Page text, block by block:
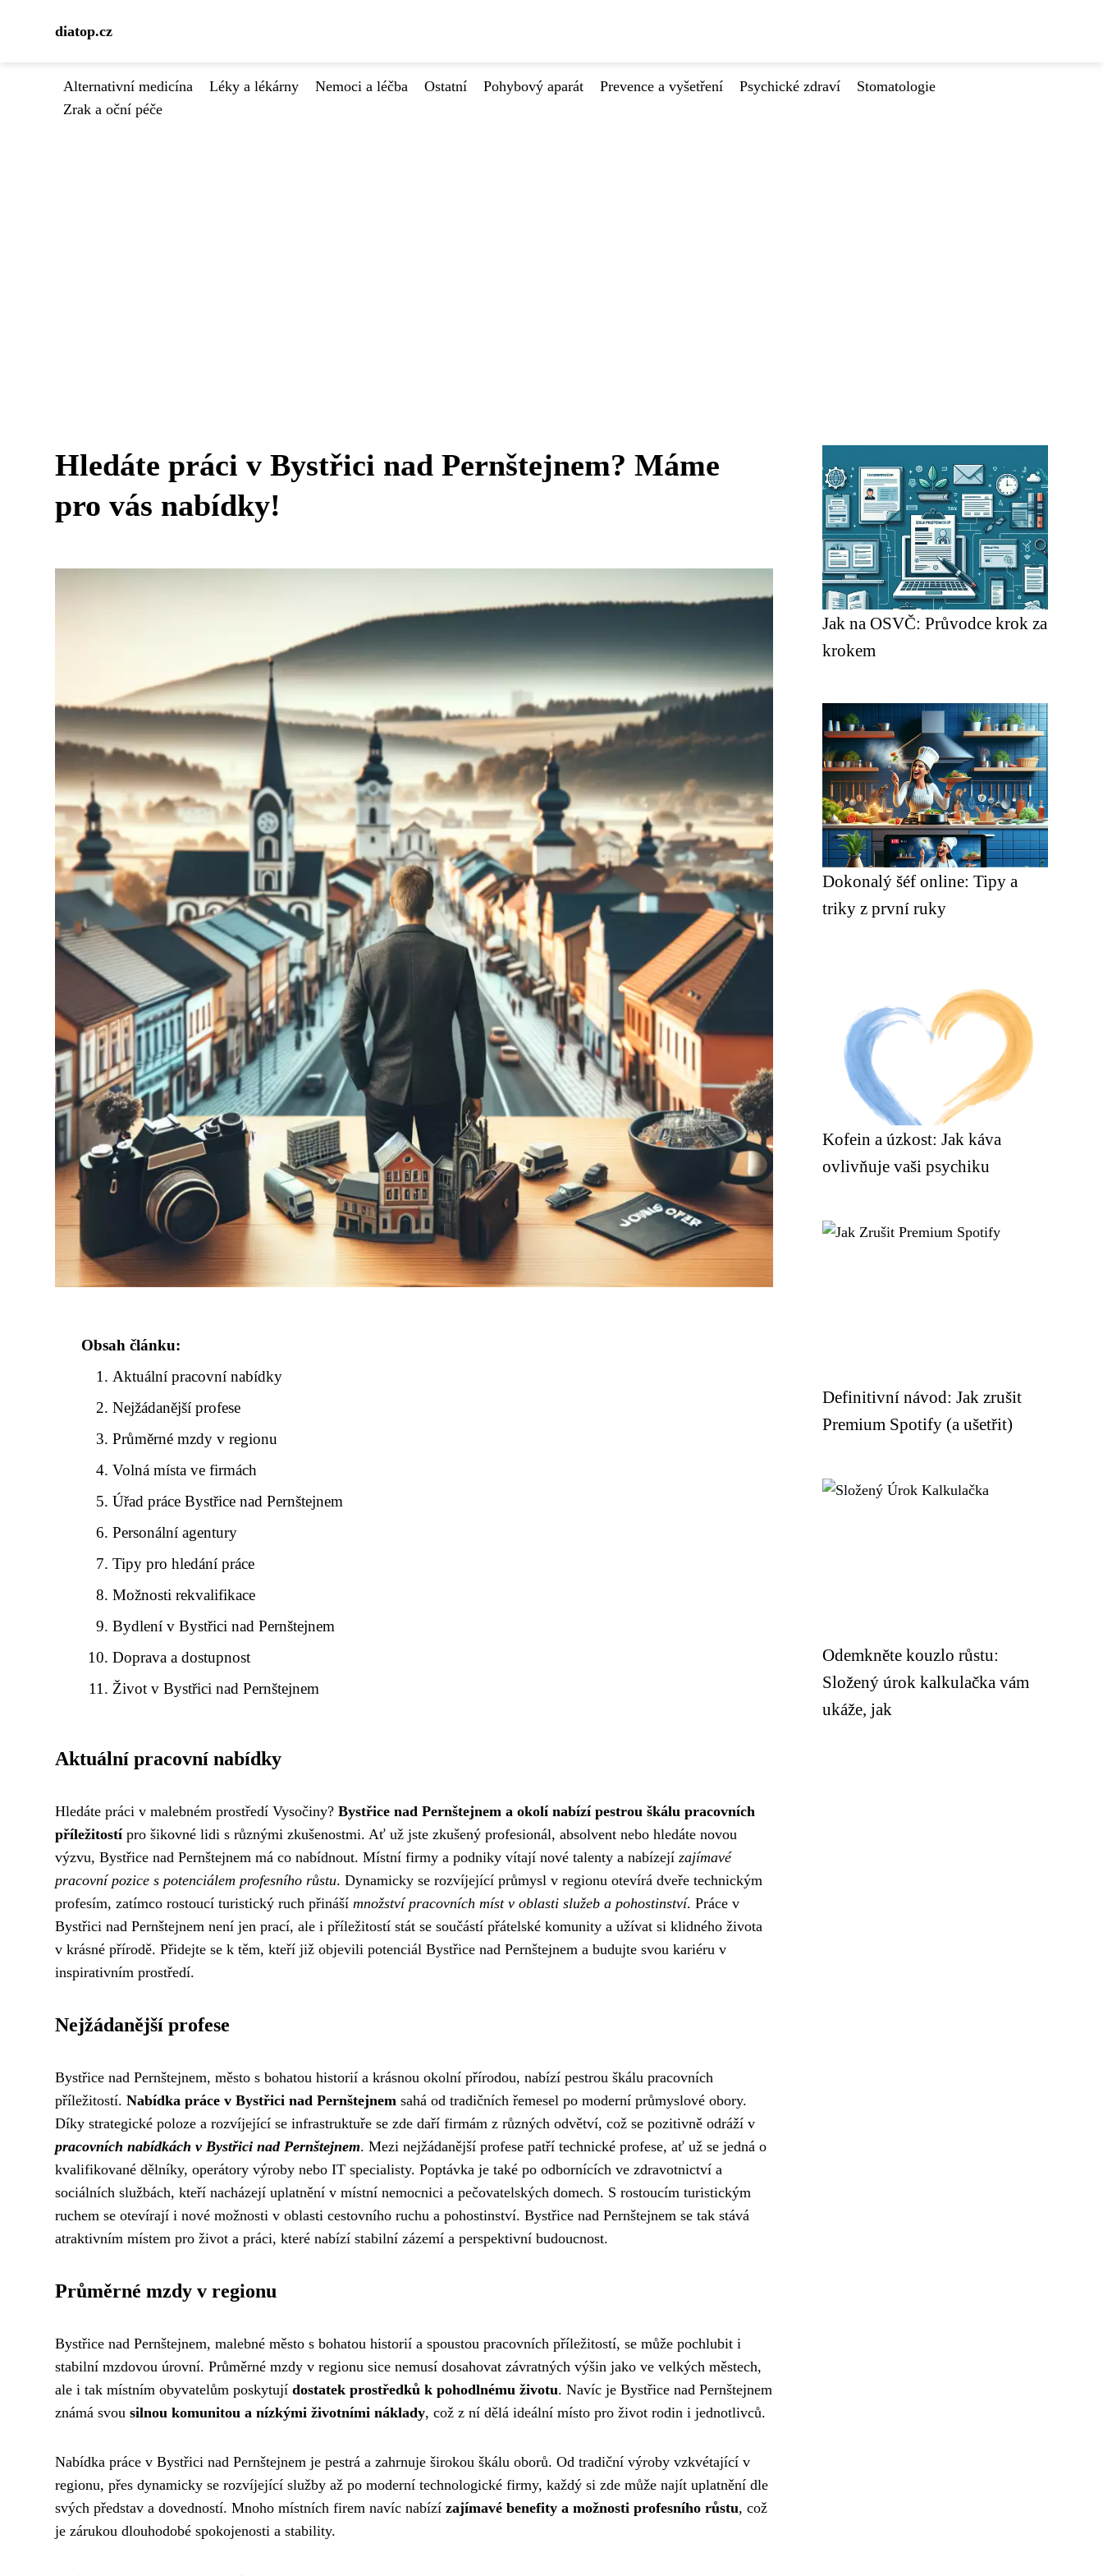
diatop.cz
Alternativní medicína Léky a lékárny Nemoci a léčba Ostatní Pohybový aparát Prevence a vyšetření Psychické zdraví
Stomatologie
Zrak a oční péče
Hledáte práci v Bystřici nad Pernštejnem? Máme
pro vás nabídky!
Obsah článku:
Aktuální pracovní nabídky
Nejžádanější profese
Průměrné mzdy v regionu
Volná místa ve firmách
Úřad práce Bystřice nad Pernštejnem
Personální agentury
Tipy pro hledání práce
Možnosti rekvalifikace
Bydlení v Bystřici nad Pernštejnem
Doprava a dostupnost
Život v Bystřici nad Pernštejnem
Aktuální pracovní nabídky
Hledáte práci v malebném prostředí Vysočiny? Bystřice nad Pernštejnem a okolí nabízí pestrou škálu pracovních
příležitostípro šikovné lidi s různými zkušenostmi. Ať už jste zkušený profesionál, absolvent nebo hledáte novou
výzvu, Bystřice nad Pernštejnem má co nabídnout. Místní firmy a podniky vítají nové talenty a nabízejí zajímavé
pracovní pozice s potenciálem profesního růstu. Dynamicky se rozvíjející průmysl v regionu otevírá dveře technickým
profesím, zatímco rostoucí turistický ruch přináší množství pracovních míst v oblasti služeb a pohostinství. Práce v
Bystřici nad Pernštejnem není jen prací, ale i příležitostí stát se součástí přátelské komunity a užívat si klidného života
v krásné přírodě. Přidejte se k těm, kteří již objevili potenciál Bystřice nad Pernštejnem a budujte svou kariéru v
inspirativním prostředí.
Nejžádanější profese
Bystřice nad Pernštejnem, město s bohatou historií a krásnou okolní přírodou, nabízí pestrou škálu pracovních
příležitostí. Nabídka práce v Bystřici nad Pernštejnem sahá od tradičních řemesel po moderní průmyslové obory.
Díky strategické poloze a rozvíjející se infrastruktuře se zde daří firmám z různých odvětví, což se pozitivně odráží v
pracovních nabídkách v Bystřici nad Pernštejnem. Mezi nejžádanější profese patří technické profese, ať už se jedná o
kvalifikované dělníky, operátory výroby nebo IT specialisty. Poptávka je také po odbornících ve zdravotnictví a
sociálních službách, kteří nacházejí uplatnění v místní nemocnici a pečovatelských domech. S rostoucím turistickým
ruchem se otevírají i nové možnosti v oblasti cestovního ruchu a pohostinství. Bystřice nad Pernštejnem se tak stává
atraktivním místem pro život a práci, které nabízí stabilní zázemí a perspektivní budoucnost.
Průměrné mzdy v regionu
Bystřice nad Pernštejnem, malebné město s bohatou historií a spoustou pracovních příležitostí, se může pochlubit i
stabilní mzdovou úrovní. Průměrné mzdy v regionu sice nemusí dosahovat závratných výšin jako ve velkých městech,
ale i tak místním obyvatelům poskytují dostatek prostředků k pohodlnému životu. Navíc je Bystřice nad Pernštejnem
známá svou silnou komunitou a nízkými životními náklady, což z ní dělá ideální místo pro život rodin i jednotlivců.
Nabídka práce v Bystřici nad Pernštejnem je pestrá a zahrnuje širokou škálu oborů. Od tradiční výroby vzkvétající v
regionu, přes dynamicky se rozvíjející služby až po moderní technologické firmy, každý si zde může najít uplatnění dle
svých představ a dovedností. Mnoho místních firem navíc nabízí zajímavé benefity a možnosti profesního růstu, což
je zárukou dlouhodobé spokojenosti a stability.
Jak na OSVČ: Průvodce krok za
krokem
Dokonalý šéf online: Tipy a
triky z první ruky
Kofein a úzkost: Jak káva
ovlivňuje vaši psychiku
Definitivní návod: Jak zrušit
Premium Spotify (a ušetřit)
Odemkněte kouzlo růstu:
Složený úrok kalkulačka vám
ukáže, jak